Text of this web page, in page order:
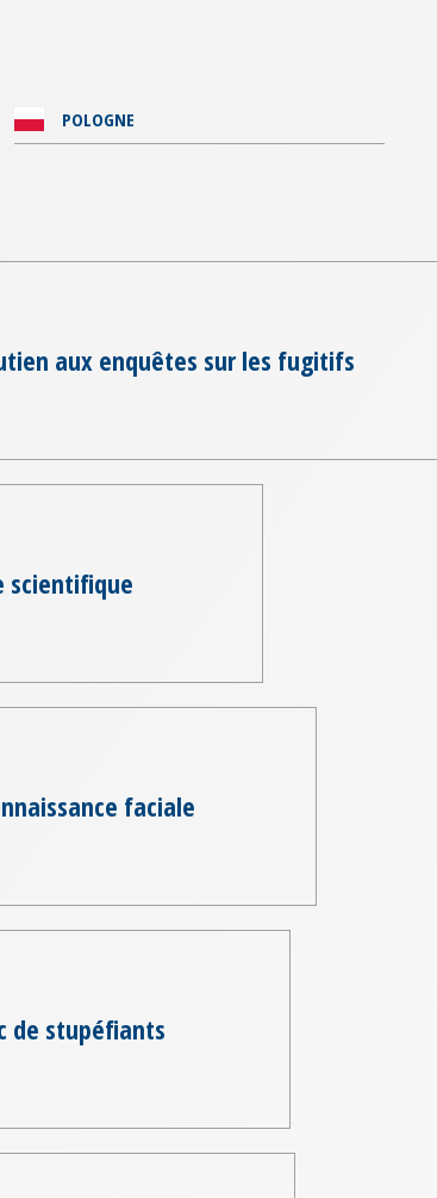
POLOGNE
aux enquêtes sur les fugitifs
scientifique
faciale
de stupéfiants